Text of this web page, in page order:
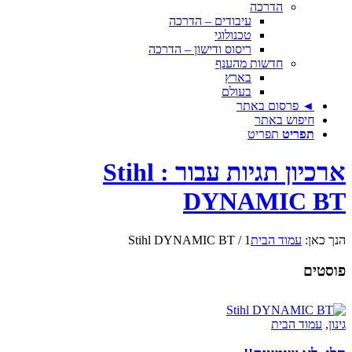
הדרכה
עיבודים – הדרכה
טכנולוגי
ריסוס ודישון – הדרכה
חדשות מהענף
בארץ
בעולם
◄ פרסום באתר
חיפוש באתר
תפריט תפריט
ארכיון תגיות עבור : Stihl
DYNAMIC BT
הנך כאן: עמוד הבית1
/
Stihl DYNAMIC BT
פוסטים
גינון, עמוד הבית